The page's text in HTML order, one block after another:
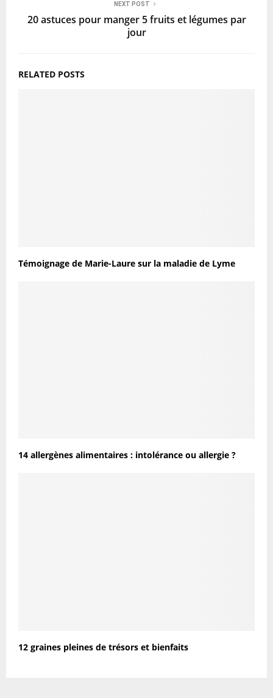
NEXT POST
20 astuces pour manger 5 fruits et légumes par
jour
RELATED POSTS
Témoignage de Marie-Laure sur la maladie de Lyme
14 allergènes alimentaires : intolérance ou allergie ?
12 graines pleines de trésors et bienfaits